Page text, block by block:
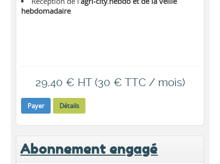
hebdomadaire
29,40 € HT (30 € TTC / mois)
Payer Détails
Abonnement engagé